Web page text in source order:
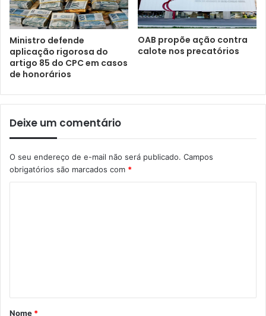
Ministro defende
aplicação rigorosa do
artigo 85 do CPC em casos
de honorários
OAB propõe ação contra
calote nos precatórios
Deixe um comentário
O seu endereço de e-mail não será publicado. Campos
obrigatórios são marcados com *
Nome *